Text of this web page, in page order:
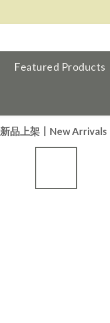
Featured Products
新品上架丨New Arrivals